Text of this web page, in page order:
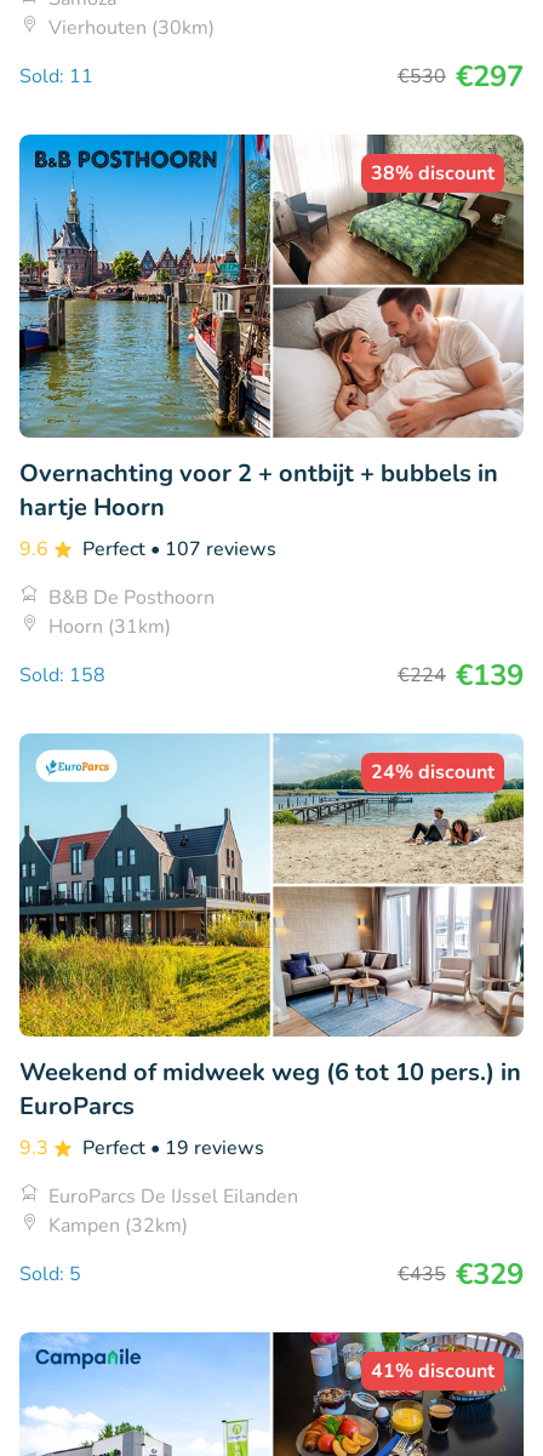
Vierhouten (30km)
Sold: 11
€530 €297
38% discount
Overnachting voor 2 + ontbijt + bubbels in
hartje Hoorn
9.6 Perfect • 107 reviews
B&B De Posthoorn
Hoorn (31km)
Sold: 158
€224 €139
24% discount
Weekend of midweek weg (6 tot 10 pers.) in
EuroParcs
9.3 Perfect • 19 reviews
EuroParcs De IJssel Eilanden
Kampen (32km)
Sold: 5
€435 €329
41% discount